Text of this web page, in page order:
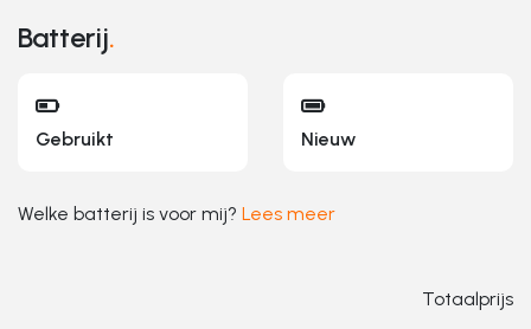
Batterij.
Gebruikt Nieuw
Welke batterij is voor mij? Lees meer
Totaalprijs